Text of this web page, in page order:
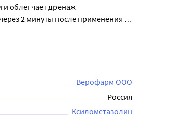
и облегчает дренаж
2 минуты после применения и
Верофарм ООО
Россия
Ксилометазолин